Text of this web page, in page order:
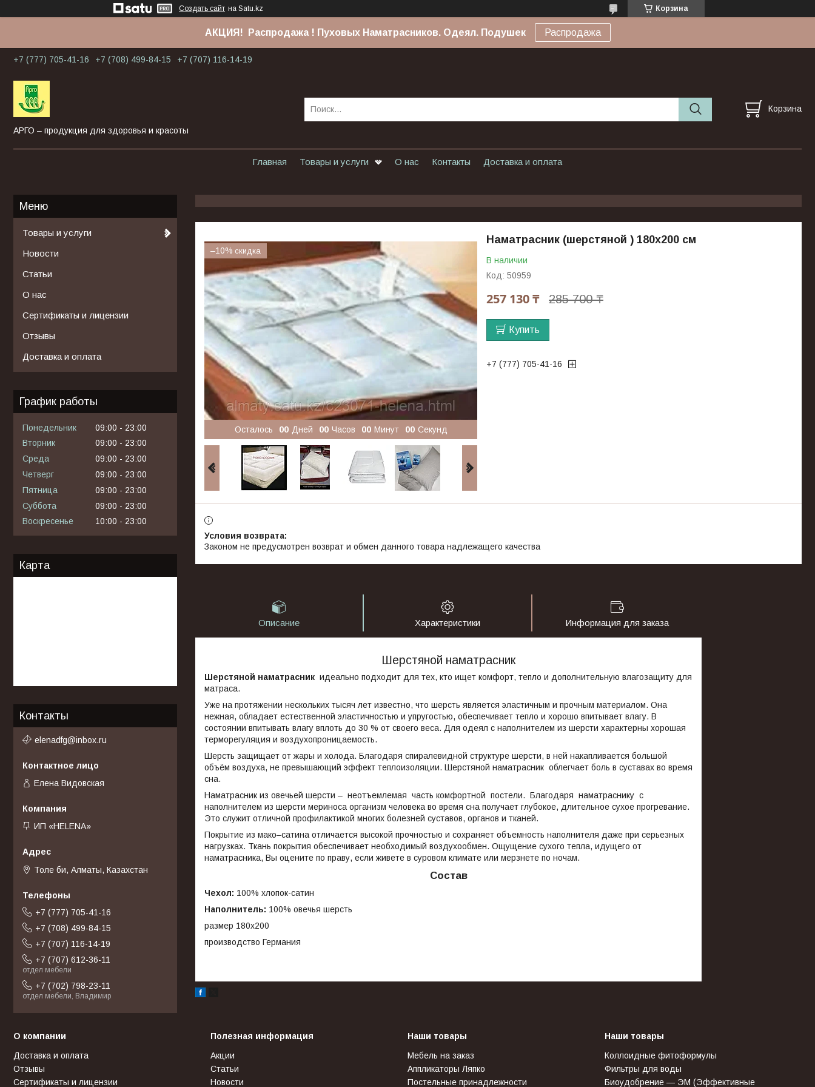
Создать сайт на Satu.kz Корзина
АКЦИЯ! Распродажа ! Пуховых Наматрасников. Одеял. Подушек Распродажа
+7 (777) 705-41-16 +7 (708) 499-84-15 +7 (707) 116-14-19
АРГО – продукция для здоровья и красоты
Корзина
Главная Товары и услуги О нас Контакты Доставка и оплата
–10%
Осталось 00 Дней 00 Часов 00 Минут 00 Секунд
Наматрасник (шерстяной ) 180х200 см
В наличии
Код: 50959
285 700 ₸
257 130 ₸
Купить
+7 (777) 705-41-16
Законом не предусмотрен возврат и обмен данного товара надлежащего качества
Описание Характеристики Информация для заказа
Шерстяной наматрасник
Шерстяной наматрасник идеально подходит для тех, кто ищет комфорт, тепло и дополнительную влагозащиту для
матраса.
Уже на протяжении нескольких тысяч лет известно, что шерсть является эластичным и прочным материалом. Она
нежная, обладает естественной эластичностью и упругостью, обеспечивает тепло и хорошо впитывает влагу. В
состоянии впитывать влагу вплоть до 30 % от своего веса. Для одеял с наполнителем из шерсти характерны хорошая
терморегуляция и воздухопроницаемость.
Шерсть защищает от жары и холода. Благодаря спиралевидной структуре шерсти, в ней накапливается большой
объём воздуха, не превышающий эффект теплоизоляции. Шерстяной наматрасник облегчает боль в суставах во время
сна.
Наматрасник из овечьей шерсти – неотъемлемая часть комфортной постели. Благодаря наматраснику с
наполнителем из шерсти мериноса организм человека во время сна получает глубокое, длительное сухое прогревание.
Это служит отличной профилактикой многих болезней суставов, органов и тканей.
Покрытие из мако–сатина отличается высокой прочностью и сохраняет объемность наполнителя даже при серьезных
нагрузках. Ткань покрытия обеспечивает необходимый воздухообмен. Ощущение сухого тепла, идущего от
наматрасника, Вы оцените по праву, если живете в суровом климате или мерзнете по ночам.
Состав
Чехол: 100% хлопок-сатин
Наполнитель: 100% овечья шерсть
размер 180х200
производство Германия
Товары и услуги
Новости
Статьи
О нас
Сертификаты и лицензии
Отзывы
Доставка и оплата
График работы
Понедельник 09:00
23:00
Вторник
09:00
23:00
Среда
09:00
23:00
Четверг
09:00
23:00
Пятница
09:00
23:00
Суббота
09:00
23:00
Воскресенье
10:00 23:00
Карта
Контакты
elenadfg@inbox.ru
Елена Видовская
ИП «HELENA»
Толе би, Алматы, Казахстан
+7 (777) 705-41-16
+7 (708) 499-84-15
+7 (707) 116-14-19
+7 (707) 612-36-11
отдел мебели
+7 (702) 798-23-11
отдел мебели, Владимир
О компании
Доставка и оплата
Отзывы
Сертификаты и лицензии
Полезная информация
Акции
Статьи
Новости
Наши товары
Мебель на заказ
Аппликаторы Ляпко
Постельные принадлежности
Наши товары
Коллоидные фитоформулы
Фильтры для воды
Биоудобрение — ЭМ (Эффективные